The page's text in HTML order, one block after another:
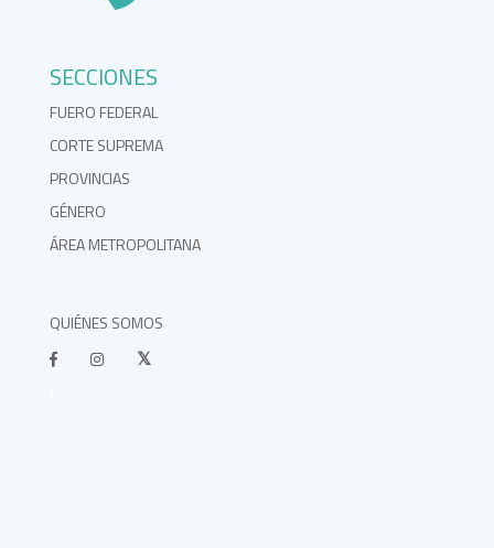
SECCIONES
FUERO FEDERAL
CORTE SUPREMA
PROVINCIAS
GÉNERO
ÁREA METROPOLITANA
QUIÉNES SOMOS